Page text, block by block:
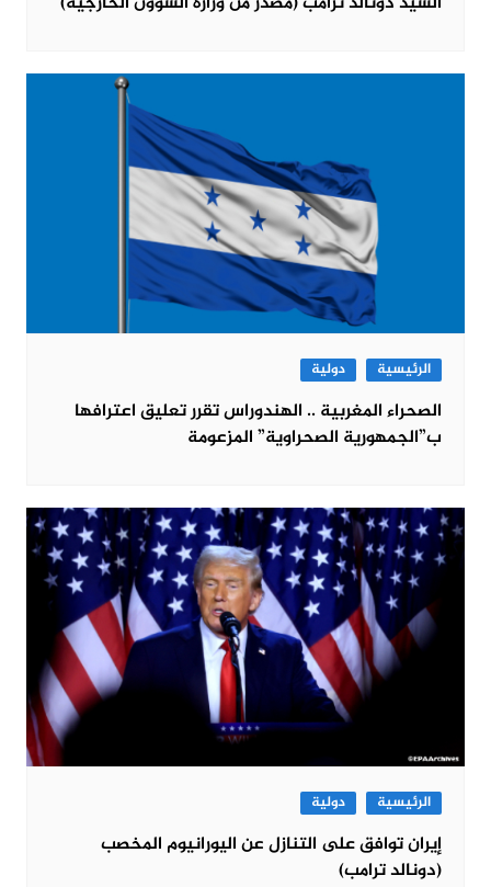
الرئيسية دولية
الصحراء المغربية .. الهندوراس تقرر تعليق اعترافها
ب”الجمهورية الصحراوية” المزعومة
الرئيسية دولية
إيران توافق على التنازل عن اليورانيوم المخصب
(دونالد ترامب)